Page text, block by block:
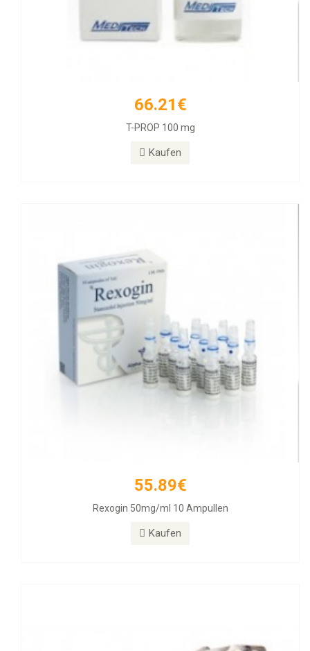
66.21€
T-PROP 100 mg
Kaufen
55.89€
Rexogin 50mg/ml 10 Ampullen
Kaufen
55.89€
Rexogin 50mg/ml 10 Ampullen
26.31€
Alphabol 10mg Tablets, 50 Tablets